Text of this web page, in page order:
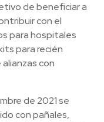
de beneficiar a
con el
para hospitales
para recién
con
de 2021 se
con pañales,